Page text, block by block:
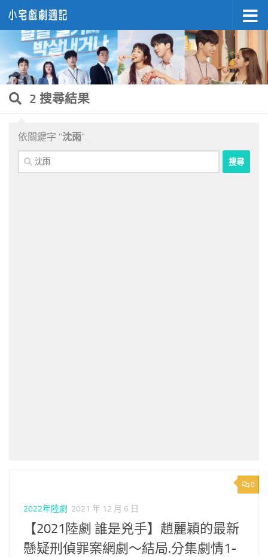
Skip to content
2 搜尋結果
依關鍵字 "沈雨".
搜
尋
0
2022年陸劇 2021 年 12 月 6 日
【2021陸劇 誰是兇手】趙麗穎的最新
懸疑刑偵罪案網劇～結局.分集劇情1-